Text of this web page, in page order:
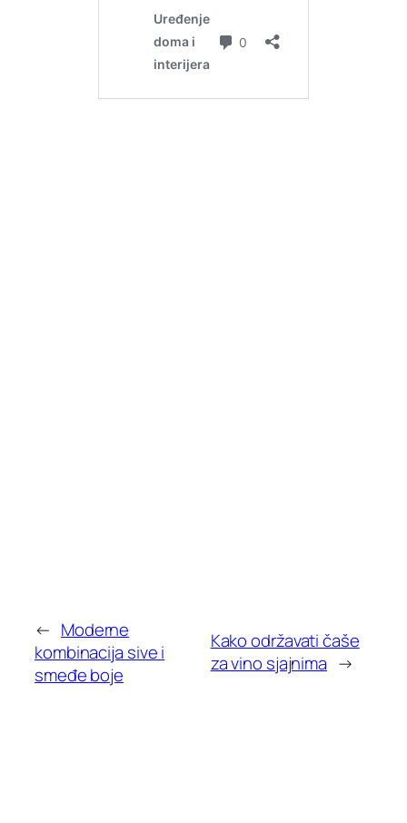
← Moderne
kombinacija sive i
smeđe boje
Kako održavati čaše
za vino sjajnima →